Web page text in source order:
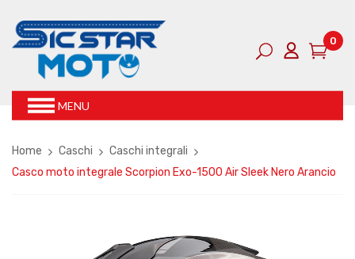
0
MENU
Home Caschi
Caschi integrali
Casco moto integrale Scorpion Exo-1500 Air Sleek Nero Arancio